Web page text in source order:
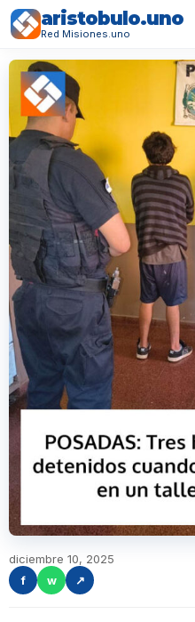
aristobulo.uno
Red Misiones.uno
diciembre 10, 2025
f
w ↗